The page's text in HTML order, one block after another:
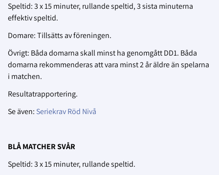
Speltid: 3 x 15 minuter, rullande speltid, 3 sista minuterna
effektiv speltid.
Domare: Tillsätts av föreningen.
Övrigt: Båda domarna skall minst ha genomgått DD1. Båda
domarna rekommenderas att vara minst 2 år äldre än spelarna
i matchen.
Resultatrapportering.
Se även: Seriekrav Röd Nivå
BLÅ MATCHER SVÅR
Speltid: 3 x 15 minuter, rullande speltid.